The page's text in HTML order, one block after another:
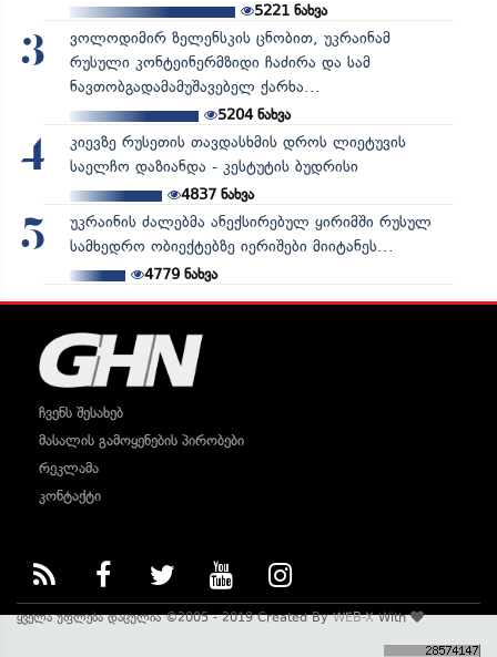
5221ნახვა
3
ვოლოდიმირ ზელენსკის ცნობით, უკრაინამ
რუსული კონტეინერმზიდი ჩაძირა და სამ
ნავთობგადამამუშავებელ ქარხა...
5204ნახვა
4
კიევზე რუსეთის თავდასხმის დროს ლიეტუვის
საელჩო დაზიანდა - კესტუტის ბუდრისი
4837ნახვა
5
უკრაინის ძალებმა ანექსირებულ ყირიმში რუსულ
სამხედრო ობიექტებზე იერიშები მიიტანეს...
4779ნახვა
ჩვენს შესახებ
მასალის გამოყენების პირობები
რეკლამა
კონტაქტი
ყველა უფლება დაცულია ©2005 - 2019 Created ByWEB-XWith